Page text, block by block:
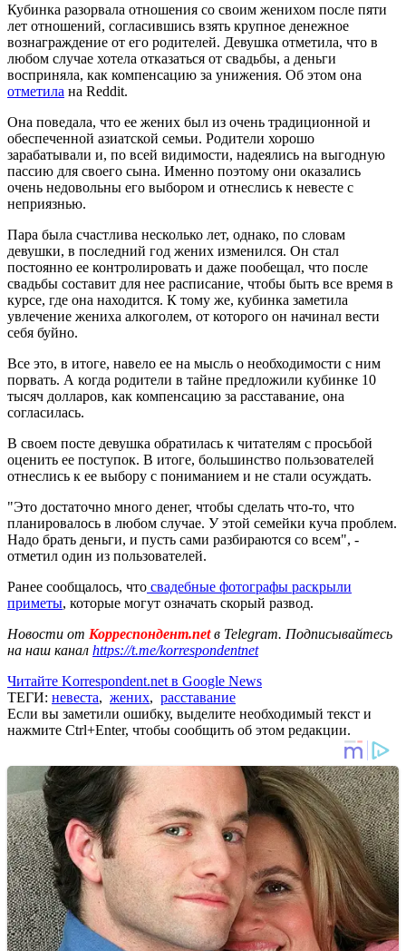
Кубинка разорвала отношения со своим женихом после пяти
лет отношений, согласившись взять крупное денежное
вознаграждение от его родителей. Девушка отметила, что в
любом случае хотела отказаться от свадьбы, а деньги
восприняла, как компенсацию за унижения. Об этом она
отметила на Reddit.
Она поведала, что ее жених был из очень традиционной и
обеспеченной азиатской семьи. Родители хорошо
зарабатывали и, по всей видимости, надеялись на выгодную
пассию для своего сына. Именно поэтому они оказались
очень недовольны его выбором и отнеслись к невесте с
неприязнью.
Пара была счастлива несколько лет, однако, по словам
девушки, в последний год жених изменился. Он стал
постоянно ее контролировать и даже пообещал, что после
свадьбы составит для нее расписание, чтобы быть все время в
курсе, где она находится. К тому же, кубинка заметила
увлечение жениха алкоголем, от которого он начинал вести
себя буйно.
Все это, в итоге, навело ее на мысль о необходимости с ним
порвать. А когда родители в тайне предложили кубинке 10
тысяч долларов, как компенсацию за расставание, она
согласилась.
В своем посте девушка обратилась к читателям с просьбой
оценить ее поступок. В итоге, большинство пользователей
отнеслись к ее выбору с пониманием и не стали осуждать.
"Это достаточно много денег, чтобы сделать что-то, что
планировалось в любом случае. У этой семейки куча проблем.
Надо брать деньги, и пусть сами разбираются со всем", -
отметил один из пользователей.
Ранее сообщалось, что свадебные фотографы раскрыли
приметы, которые могут означать скорый развод.
Новости от Корреспондент.netв Telegram. Подписывайтесь
на наш канал https://t.me/korrespondentnet
Читайте Korrespondent.net в Google News
ТЕГИ: невеста, жених, расставание
Если вы заметили ошибку, выделите необходимый текст и
нажмите Ctrl+Enter, чтобы сообщить об этом редакции.